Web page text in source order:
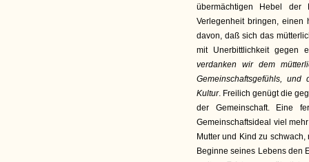
übermächtigen Hebel
Verlegenheit bringen, einen
davon, daß sich das
mit Unerbittlichkeit gegen
verdanken wir dem
Gemeinschaftsgefühls,
Kultur. Freilich genügt die
der Gemeinschaft. Eine
Gemeinschaftsideal viel
Mutter und Kind zu
Beginne seines Lebens den